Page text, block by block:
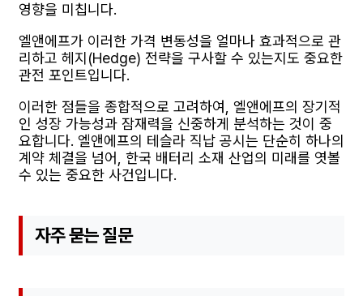
영향을 미칩니다.
엘앤에프가 이러한 가격 변동성을 얼마나 효과적으로 관
리하고 헤지(Hedge) 전략을 구사할 수 있는지도 중요한
관전 포인트입니다.
이러한 점들을 종합적으로 고려하여, 엘앤에프의 장기적
인 성장 가능성과 잠재력을 신중하게 분석하는 것이 중
요합니다. 엘앤에프의 테슬라 직납 공시는 단순히 하나의
계약 체결을 넘어, 한국 배터리 소재 산업의 미래를 엿볼
수 있는 중요한 사건입니다.
자주 묻는 질문